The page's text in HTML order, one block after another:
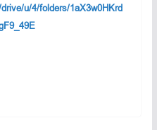
u/4/folders/1aX3w0HKrd